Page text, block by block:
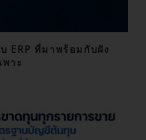
ERP ที่มาพร้อมกับผัง
าะ